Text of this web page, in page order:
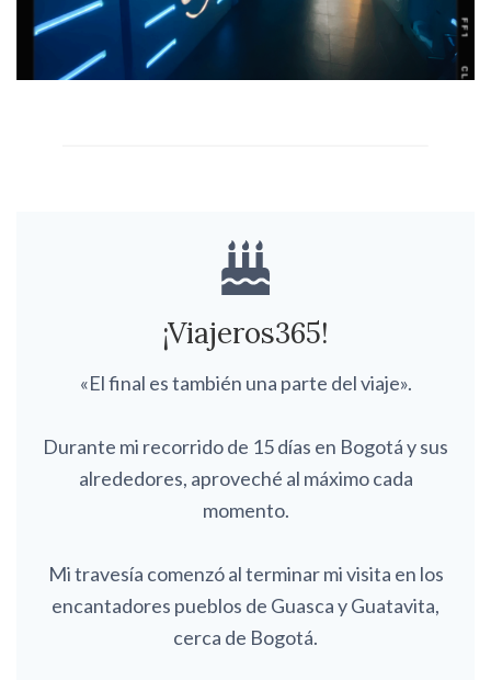
¡Viajeros365!
«El final es también una parte del viaje».
Durante mi recorrido de 15 días en Bogotá y sus
alrededores, aproveché al máximo cada
momento.
Mi travesía comenzó al terminar mi visita en los
encantadores pueblos de Guasca y Guatavita,
cerca de Bogotá.